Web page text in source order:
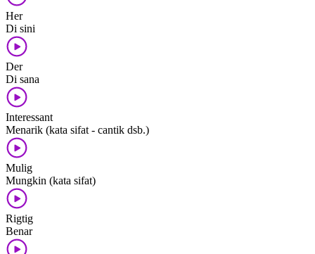
Her
Di sini
Der
Di sana
Interessant
Menarik (kata sifat - cantik dsb.)
Mulig
Mungkin (kata sifat)
Rigtig
Benar